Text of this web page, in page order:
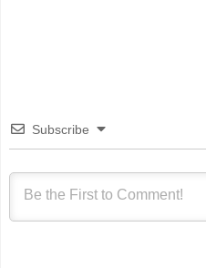
Subscribe